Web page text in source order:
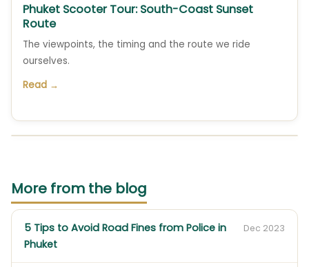
Phuket Scooter Tour: South-Coast Sunset
Route
The viewpoints, the timing and the route we ride
ourselves.
Read →
More from the blog
5 Tips to Avoid Road Fines from Police in
Phuket
Dec 2023